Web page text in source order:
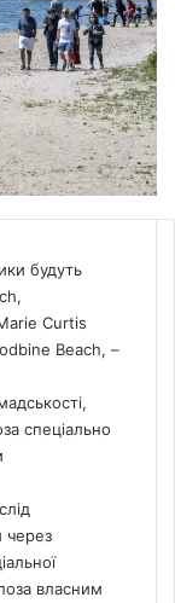
будуть
Curtis
Beach, –
спеціально
через
власним